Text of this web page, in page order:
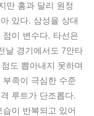
만 홈과 달리 원정
있다. 삼성을 상대
이 변수다. 타선은
날 경기에서도 7안타
도 뽑아내지 못하며
족이 극심한 수준
루트가 단조롭다.
이 반복되고 있어